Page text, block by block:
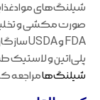
شیلنگ‌های مواد
صورت مکشی و تخلیه
پلی‌اتین و لاستیک
شیلنگ‌هامراجعه